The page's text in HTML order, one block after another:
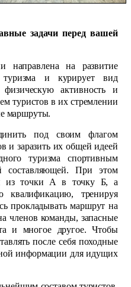
задачи перед вашей
направлена на развитие
туризма и курирует вид
активность и
туристов в их стремлении
марш­руты.
под своим флагом
и заразить их общей идеей
туризма спортивным
составляющей. При этом
из точки А в точку Б, а
квалификацию, тренируя
прокладывать маршрут на
членов команды, запасные
и многое другое. Чтобы
после себя походные
информации для идущих